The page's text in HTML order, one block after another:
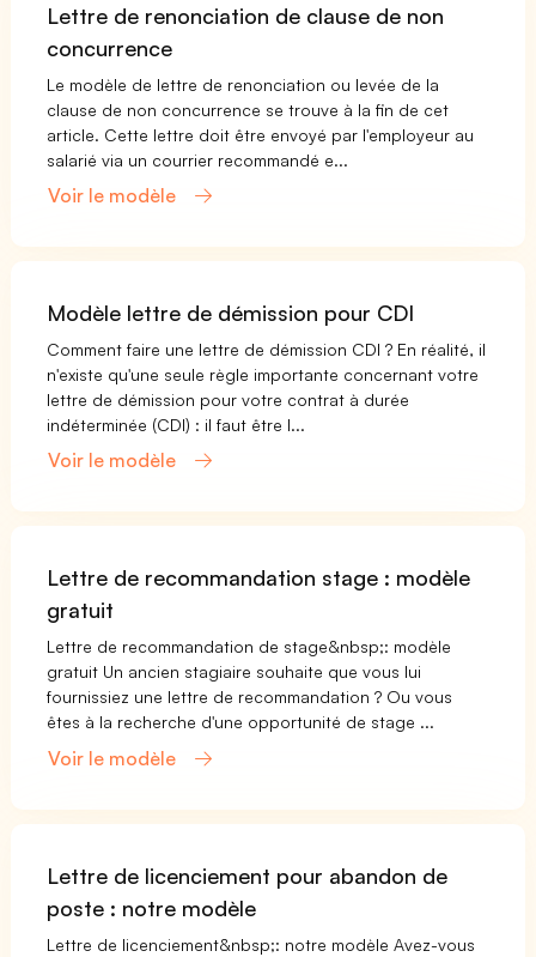
Lettre de renonciation de clause de non
concurrence
Le modèle de lettre de renonciation ou levée de la
clause de non concurrence se trouve à la fin de cet
article. Cette lettre doit être envoyé par l'employeur au
salarié via un courrier recommandé e...
Voir le modèle
Modèle lettre de démission pour CDI
Comment faire une lettre de démission CDI ? En réalité, il
n'existe qu'une seule règle importante concernant votre
lettre de démission pour votre contrat à durée
indéterminée (CDI) : il faut être l...
Voir le modèle
Lettre de recommandation stage : modèle
gratuit
Lettre de recommandation de stage&nbsp;: modèle
gratuit Un ancien stagiaire souhaite que vous lui
fournissiez une lettre de recommandation ? Ou vous
êtes à la recherche d'une opportunité de stage ...
Voir le modèle
Lettre de licenciement pour abandon de
poste : notre modèle
Lettre de licenciement&nbsp;: notre modèle Avez-vous